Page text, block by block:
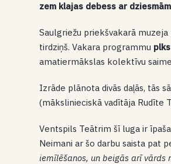
zem klajas debess ar
Saulgriežu priekšvakarā
tirdziņš. Vakara programmu
amatiermākslas kolektīvu
Izrāde plānota divās daļās, tās
(mākslinieciskā vadītāja Rudīte
Ventspils Teātrim šī luga ir
Neimani ar šo darbu saista pat
iemīlēšanos, un beigās arī vārds